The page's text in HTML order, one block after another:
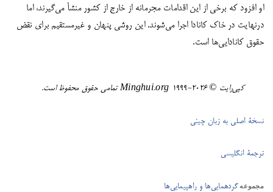
او افزود که برخی از این اقدامات مجرمانه از خارج از کشور منشأ می‌گیرند، اما
درنهایت در خاک کانادا اجرا می‌شوند. این روشی پنهان و غیرمستقیم برای نقض
حقوق کانادایی‌ها است.
کپی‌رایت © ۲۰۲۶-١٩٩٩ Minghui.org تمامی حقوق محفوظ است.
نسخۀ اصلی به زبان چینی
ترجمۀ انگلیسی
مجموعهگردهمایی‌ها و راهپیمایی‌ها